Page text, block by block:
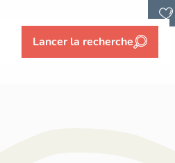
Lancer la recherche